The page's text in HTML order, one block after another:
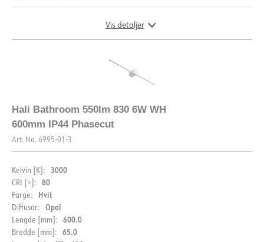
Vis detaljer
Hali Bathroom 550lm 830 6W WH
600mm IP44 Phasecut
Art. No. 6995-01-3
Kelvin [K]: 3000
CRI [>]: 80
Farge: Hvit
Diffusor: Opal
Lengde [mm]: 600.0
Bredde [mm]: 65.0